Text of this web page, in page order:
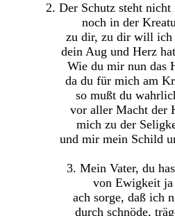
2. Der Schutz steht
noch in der
zu dir, zu dir will ich
dein Aug und Herz
Wie du mir nun das
da du für mich am
so mußt du
vor aller Macht der
mich zu der
und mir mein Schild
3. Mein Vater, du
von Ewigkeit ja
ach sorge, daß ich
durch schnöde,